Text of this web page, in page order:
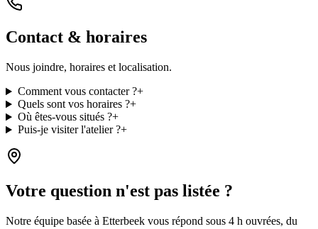
Contact & horaires
Nous joindre, horaires et localisation.
Comment vous contacter ?+
Quels sont vos horaires ?+
Où êtes-vous situés ?+
Puis-je visiter l'atelier ?+
Votre question n'est pas listée ?
Notre équipe basée à Etterbeek vous répond sous 4 h ouvrées, du